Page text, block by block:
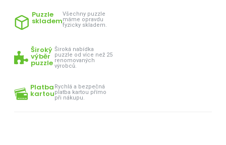
Puzzle
skladem
Všechny puzzle
máme opravdu
fyzicky skladem.
Široký
výběr
puzzle
Široká nabídka
puzzle od více než 25
renomovaných
výrobců.
Platba
kartou
Rychlá a bezpečná
platba kartou přímo
při nákupu.